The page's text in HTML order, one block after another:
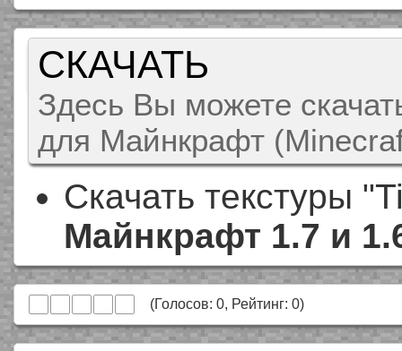
СКАЧАТЬ
Здесь Вы можете
для Майнкрафт
Скачать текстуры
Майнкрафт 1.7 и
(Голосов: 0, Рейтинг: 0)